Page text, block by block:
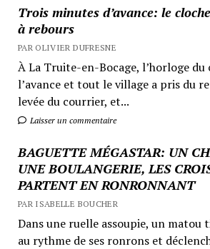
Trois minutes d’avance: le
à rebours
PAR OLIVIER DUFRESNE
À La Truite-en-Bocage, l’horloge du
l’avance et tout le village a pris du
levée du courrier, et...
Laisser un commentaire
BAGUETTE MÉGASTAR: UN
UNE BOULANGERIE, LES
PARTENT EN RONRONNANT
PAR ISABELLE BOUCHER
Dans une ruelle assoupie, un
au rythme de ses ronrons et